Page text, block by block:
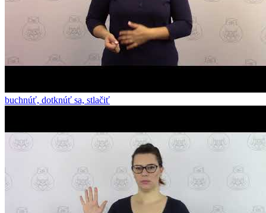
buchnúť, dotknúť sa, stlačiť